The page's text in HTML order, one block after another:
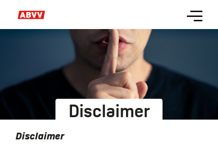
main
Menu
Disclaimer
Disclaimer